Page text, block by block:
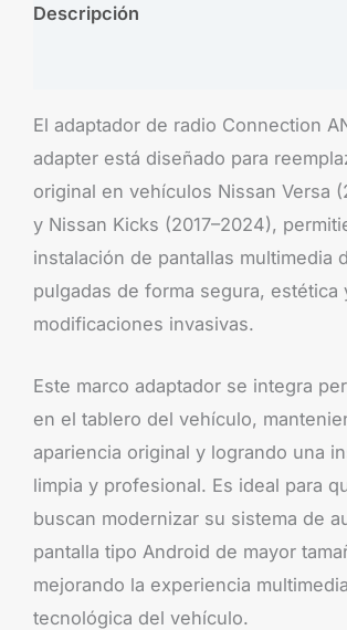
Descripción
El adaptador de radio Connection
adapter está diseñado para
original en vehículos Nissan Versa
y Nissan Kicks (2017–2024),
instalación de pantallas multimedia
pulgadas de forma segura, estética
modificaciones invasivas.
Este marco adaptador se integra
en el tablero del vehículo,
apariencia original y logrando una
limpia y profesional. Es ideal para
buscan modernizar su sistema de
pantalla tipo Android de mayor
mejorando la experiencia
tecnológica del vehículo.